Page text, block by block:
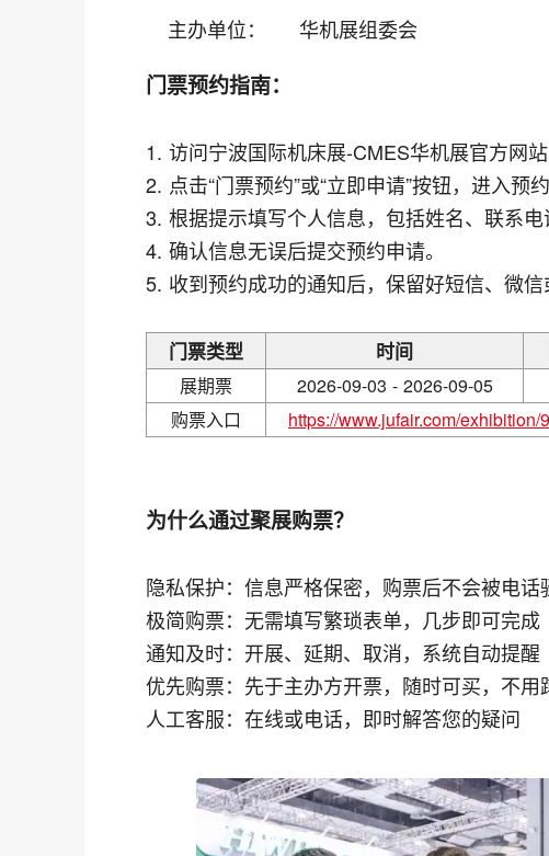
主办单位：
华机展组委会
门票预约指南：
1. 访问宁波国际机床展-CMES华机展官方网
2. 点击“门票预约”或“立即申请”按钮，进入预约
3. 根据提示填写个人信息，包括姓名、联系电
4. 确认信息无误后提交预约申请。
5. 收到预约成功的通知后，保留好短信、微信
门票类型 时间
展期票 2026-09-03 - 2026-09-05
购票入口
https://www.jufair.com/exhibition/
为什么通过聚展购票？
隐私保护：信息严格保密，购票后不会被电话
极简购票：无需填写繁琐表单，几步即可完成
通知及时：开展、延期、取消，系统自动提醒
优先购票：先于主办方开票，随时可买，不用
人工客服：在线或电话，即时解答您的疑问